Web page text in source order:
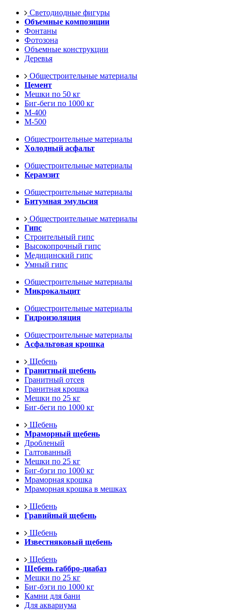
Светодиодные фигуры
Объемные композиции
Фонтаны
Фотозона
Объемные конструкции
Деревья
Общестроительные материалы
Цемент
Мешки по 50 кг
Биг-беги по 1000 кг
М-400
М-500
Общестроительные материалы
Холодный асфальт
Общестроительные материалы
Керамзит
Общестроительные материалы
Битумная эмульсия
Общестроительные материалы
Гипс
Строительный гипс
Высокопрочный гипс
Медицинский гипс
Умный гипс
Общестроительные материалы
Микрокальцит
Общестроительные материалы
Гидроизоляция
Общестроительные материалы
Асфальтовая крошка
Щебень
Гранитный щебень
Гранитный отсев
Гранитная крошка
Мешки по 25 кг
Биг-беги по 1000 кг
Щебень
Мраморный щебень
Дробленый
Галтованный
Мешки по 25 кг
Биг-бэги по 1000 кг
Мраморная крошка
Мраморная крошка в мешках
Щебень
Гравийный щебень
Щебень
Известняковый щебень
Щебень
Щебень габбро-диабаз
Мешки по 25 кг
Биг-бэги по 1000 кг
Камни для бани
Для аквариума